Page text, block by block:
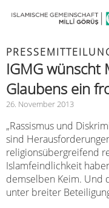
IGMG wünscht
Glaubens ein
26. November 2013
„Rassismus und
sind
religionsübergreifend
Islamfeindlichkeit
demselben Keim. Und
unter breiter